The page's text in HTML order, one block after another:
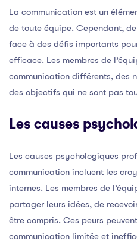
La communication est un
de toute équipe. Cependant,
face à des défis importants
efficace. Les membres de
communication différents, des
des objectifs qui ne sont pas
Les causes
Les causes psychologiques
communication incluent les
internes. Les membres de
partager leurs idées, de
être compris. Ces peurs
communication limitée et